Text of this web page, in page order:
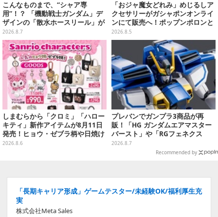
こんなものまで、“シャア専
用”！？ 「機動戦士ガンダム」デ
ザインの「散水ホースリール」が
予約開始ーあえて存在感を放つ赤
さ
2026.8.7
「おジャ魔女どれみ」めじるしア
クセサリーがガシャポンオンライ
ンにて販売へ！ポップンポロンと
魔法玉の2連チャームなど全9種
2026.8.5
しまむらから「クロミ」「ハロー
キティ」新作アイテムが8月11日
発売！ヒョウ・ゼブラ柄や日焼け
デザインの可愛い雑貨・アパレル
2026.8.6
プレバンでガンプラ3商品が再
販！「HG ガンダムエアマスター
バースト」や「RGフェネクス
（ナラティブVer.）」も
2026.8.7
Recommended by
「長期キャリア形成」ゲームテスター/未経験OK/福利厚生充
実
株式会社Meta Sales